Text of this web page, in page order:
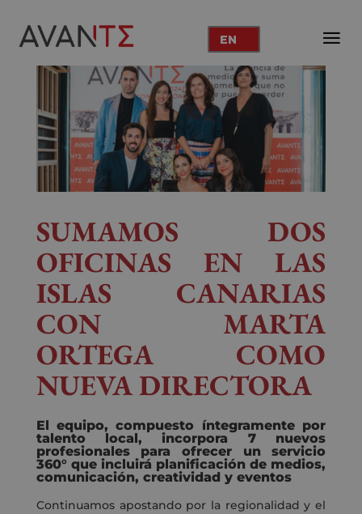
EN
SUMAMOS DOS
OFICINAS EN LAS
ISLAS CANARIAS
CON MARTA
ORTEGA COMO
NUEVA DIRECTORA
El equipo, compuesto íntegramente por
talento local, incorpora 7 nuevos
profesionales para ofrecer un servicio
360° que incluirá planificación de medios,
comunicación, creatividad y eventos
Continuamos apostando por la regionalidad y el